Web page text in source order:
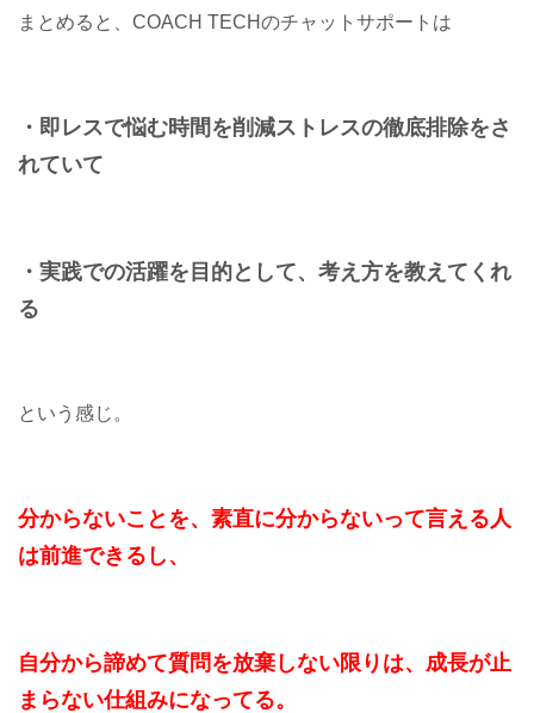
まとめると、COACH TECHのチャットサポートは
・即レスで悩む時間を削減ストレスの徹底排除をさ
れていて
・実践での活躍を目的として、 考え方を教えてくれ
る
という感じ。
分からないことを、 素直に分からないって言える人
は前進できるし、
自分から諦めて質問を放棄しない限りは、 成長が止
まらない仕組みになってる。